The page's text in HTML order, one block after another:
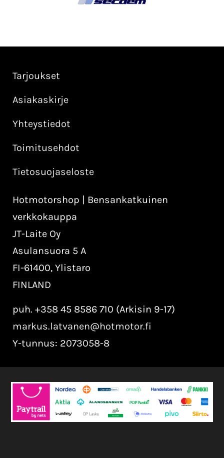
Tarjoukset
Asiakaskirje
Yhteystiedot
Toimitusehdot
Tietosuojaseloste
Hotmotorshop | Bensankatkuinen
verkkokauppa
JT-Laite Oy
Asulansuora 5 A
FI-61400, Ylistaro
FINLAND
puh. +358 45 8586 710 (Arkisin 9-17)
markus.latvanen@hotmotor.fi
Y-tunnus: 2073058-8